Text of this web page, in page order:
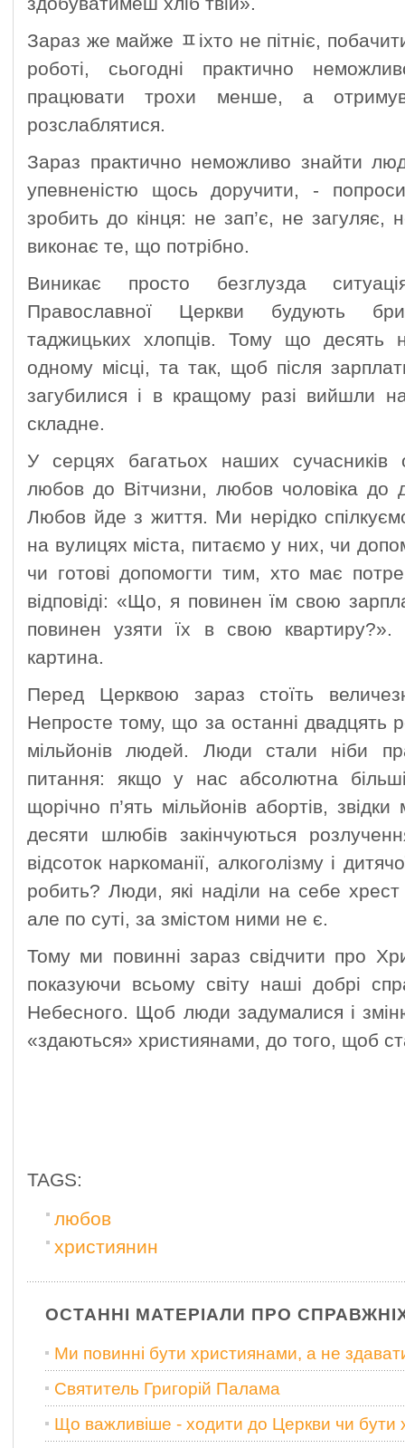
Зараз же майже ﾽіхто не пітніє,
роботі, сьогодні практично
працювати трохи менше, а
розслаблятися.
Зараз практично неможливо знайти
упевненістю щось доручити, -
зробить до кінця: не зап’є, не загуляє,
виконає те, що потрібно.
Виникає просто безглузда
Православної Церкви будують
таджицьких хлопців. Тому що десять
одному місці, та так, щоб після
загубилися і в кращому разі вийшли
складне.
У серцях багатьох наших
любов до Вітчизни, любов чоловіка до
Любов йде з життя. Ми нерідко
на вулицях міста, питаємо у них, чи
чи готові допомогти тим, хто має
відповіді: «Що, я повинен їм свою
повинен узяти їх в свою квартиру?».
картина.
Перед Церквою зараз стоїть
Непросте тому, що за останні двадцять
мільйонів людей. Люди стали ніби
питання: якщо у нас абсолютна
щорічно п’ять мільйонів абортів, звідки
десяти шлюбів закінчуються
відсоток наркоманії, алкоголізму і
робить? Люди, які наділи на себе
але по суті, за змістом ними не є.
Тому ми повинні зараз свідчити про
показуючи всьому світу наші добрі
Небесного. Щоб люди задумалися і
«здаються» християнами, до того, щоб
TAGS:
любов
християнин
ОСТАННІ МАТЕРІАЛИ ПРО
Ми повинні бути християнами, а не
Святитель Григорій Палама
Що важливіше - ходити до Церкви чи